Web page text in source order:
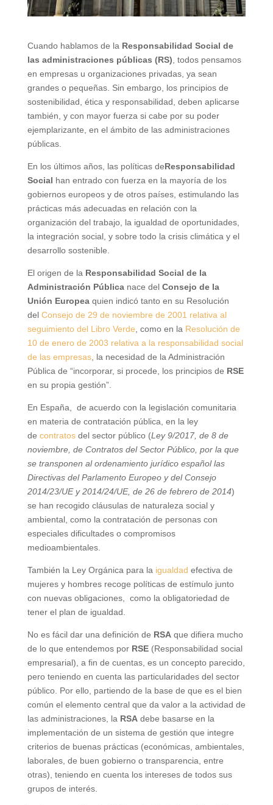
Cuando hablamos de la Responsabilidad Social de
las administraciones públicas (RS) , todos pensamos
en empresas u organizaciones privadas, ya sean
grandes o pequeñas. Sin embargo, los principios de
sostenibilidad, ética y responsabilidad, deben aplicarse
también, y con mayor fuerza si cabe por su poder
ejemplarizante, en el ámbito de las administraciones
públicas.
En los últimos años, las políticas deResponsabilidad
Social han entrado con fuerza en la mayoría de los
gobiernos europeos y de otros países, estimulando las
prácticas más adecuadas en relación con la
organización del trabajo, la igualdad de oportunidades,
la integración social, y sobre todo la crisis climática y el
desarrollo sostenible.
El origen de la Responsabilidad Social de la
Administración Públicanace del Consejo de la
Unión Europeaquien indicó tanto en su Resolución
del Consejo de 29 de noviembre de 2001 relativa al
seguimiento del Libro Verde , como en la Resolución de
10 de enero de 2003 relativa a la responsabilidad social
de las empresas, la necesidad de la Administración
Pública de “incorporar, si procede, los principios de RSE
en su propia gestión”.
En España, de acuerdo con la legislación comunitaria
en materia de contratación pública, en la ley
de contratosdel sector público (Ley 9/2017, de 8 de
noviembre, de Contratos del Sector Público, por la que
se transponen al ordenamiento jurídico español las
Directivas del Parlamento Europeo y del Consejo
2014/23/UE y 2014/24/UE, de 26 de febrero de 2014)
se han recogido cláusulas de naturaleza social y
ambiental, como la contratación de personas con
especiales dificultades o compromisos
medioambientales.
También la Ley Orgánica para la igualdad efectiva de
mujeres y hombres recoge políticas de estímulo junto
con nuevas obligaciones, como la obligatoriedad de
tener el plan de igualdad.
No es fácil dar una definición de RSAque difiera mucho
de lo que entendemos por RSE(Responsabilidad social
empresarial), a fin de cuentas, es un concepto parecido,
pero teniendo en cuenta las particularidades del sector
público. Por ello, partiendo de la base de que es el bien
común el elemento central que da valor a la actividad de
las administraciones, la RSAdebe basarse en la
implementación de un sistema de gestión que integre
criterios de buenas prácticas (económicas, ambientales,
laborales, de buen gobierno o transparencia, entre
otras), teniendo en cuenta los intereses de todos sus
grupos de interés.